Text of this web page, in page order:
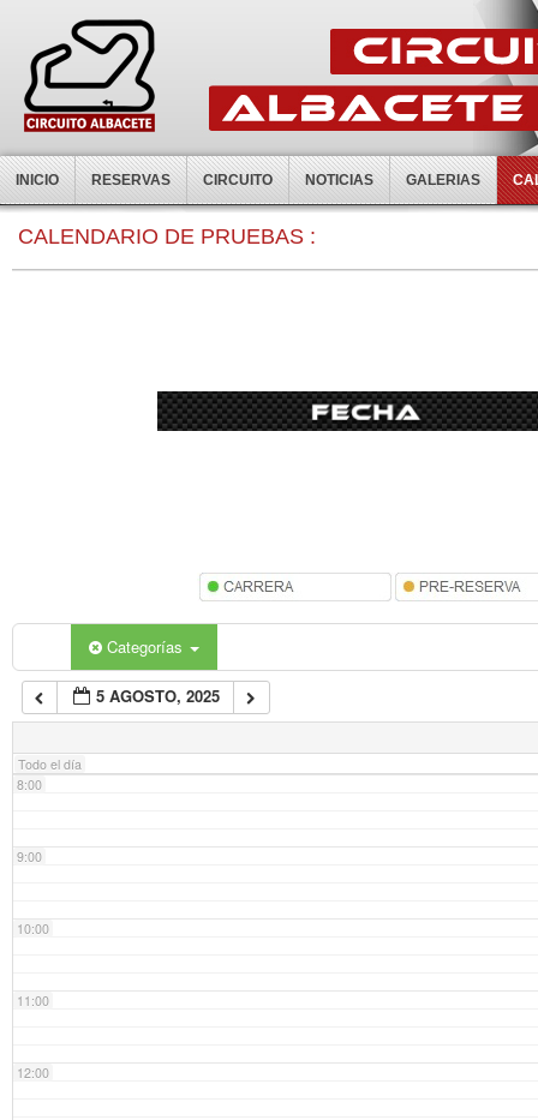
INICIO RESERVAS CIRCUITO NOTICIAS GALERIAS
CALENDARIO DE PRUEBAS :
Categorías
5 AGOSTO, 2025
Todo el día
0:00
7:00
8:00
9:00
10:00
11:00
12:00